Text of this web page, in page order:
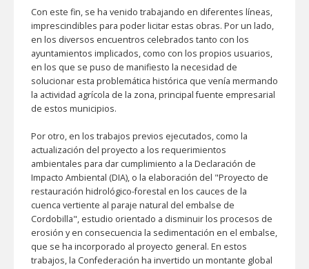
Con este fin, se ha venido trabajando en diferentes líneas,
imprescindibles para poder licitar estas obras. Por un lado,
en los diversos encuentros celebrados tanto con los
ayuntamientos implicados, como con los propios usuarios,
en los que se puso de manifiesto la necesidad de
solucionar esta problemática histórica que venía mermando
la actividad agrícola de la zona, principal fuente empresarial
de estos municipios.
Por otro, en los trabajos previos ejecutados, como la
actualización del proyecto a los requerimientos
ambientales para dar cumplimiento a la Declaración de
Impacto Ambiental (DIA), o la elaboración del "Proyecto de
restauración hidrológico-forestal en los cauces de la
cuenca vertiente al paraje natural del embalse de
Cordobilla", estudio orientado a disminuir los procesos de
erosión y en consecuencia la sedimentación en el embalse,
que se ha incorporado al proyecto general. En estos
trabajos, la Confederación ha invertido un montante global